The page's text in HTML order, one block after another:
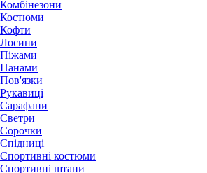
Комбінезони
Костюми
Кофти
Лосини
Піжами
Панами
Пов'язки
Рукавиці
Сарафани
Светри
Сорочки
Спідниці
Спортивні костюми
Спортивні штани